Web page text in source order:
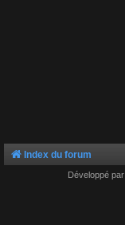
Index du forum
Développé par